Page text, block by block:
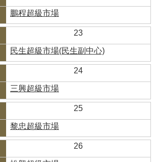
鵬程超級市場
23
民生超級市場(民生副中心)
24
三興超級市場
25
黎忠超級市場
26